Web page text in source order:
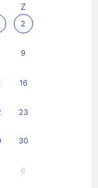
Z
2
9
16
23
30
6